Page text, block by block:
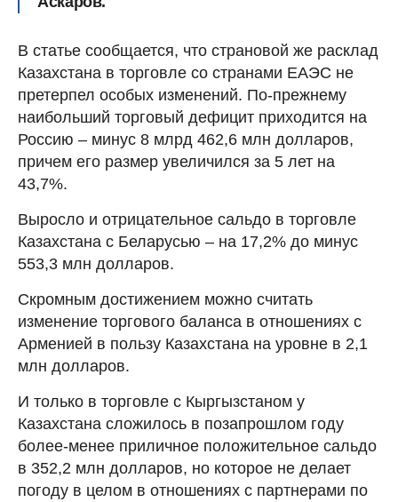
В статье сообщается, что страновой же расклад
Казахстана в торговле со странами ЕАЭС не
претерпел особых изменений. По-прежнему
наибольший торговый дефицит приходится на
Россию – минус 8 млрд 462,6 млн долларов,
причем его размер увеличился за 5 лет на
43,7%.
Выросло и отрицательное сальдо в торговле
Казахстана с Беларусью – на 17,2% до минус
553,3 млн долларов.
Скромным достижением можно считать
изменение торгового баланса в отношениях с
Арменией в пользу Казахстана на уровне в 2,1
млн долларов.
И только в торговле с Кыргызстаном у
Казахстана сложилось в позапрошлом году
более-менее приличное положительное сальдо
в 352,2 млн долларов, но которое не делает
погоду в целом в отношениях с партнерами по